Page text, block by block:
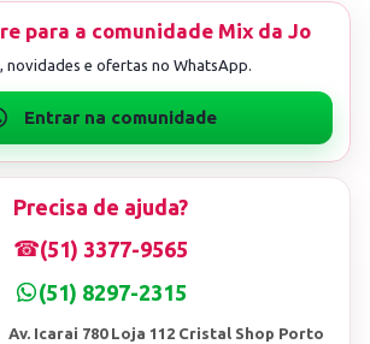
Precisa de ajuda?
☎(51) 3377-9565
(51) 8297-2315
Av. Icarai 780 Loja 112 Cristal Shop Porto